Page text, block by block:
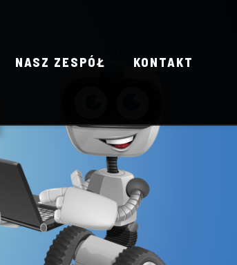
NASZ ZESPÓŁ KONTAKT